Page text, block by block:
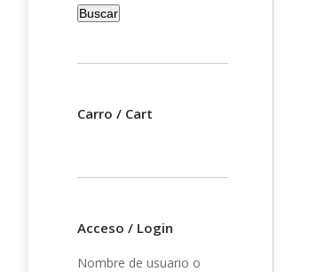
Buscar
Carro / Cart
Acceso / Login
Nombre de usuario o